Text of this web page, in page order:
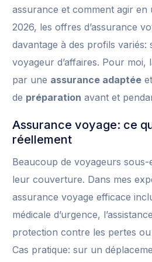
assurance et comment agir en
2026, les offres d’assurance
davantage à des profils variés:
voyageur d’affaires. Pour moi,
par une assurance adaptée
de préparation avant et
Assurance voyage: ce
réellement
Beaucoup de voyageurs sous-
leur couverture. Dans mes
assurance voyage efficace
médicale d’urgence,
protection contre les pertes
Cas pratique: sur un